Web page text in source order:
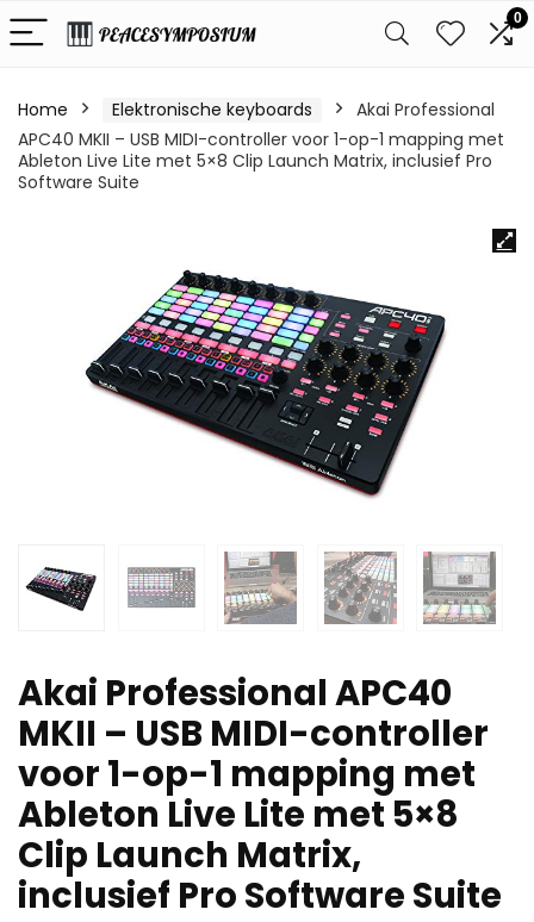
0
Home Elektronische keyboards
Akai Professional
APC40 MKII – USB MIDI-controller voor 1-op-1 mapping met
Ableton Live Lite met 5×8 Clip Launch Matrix, inclusief Pro
Software Suite
Akai Professional APC40
MKII – USB MIDI-controller
voor 1-op-1 mapping met
Ableton Live Lite met 5×8
Clip Launch Matrix,
inclusief Pro Software Suite